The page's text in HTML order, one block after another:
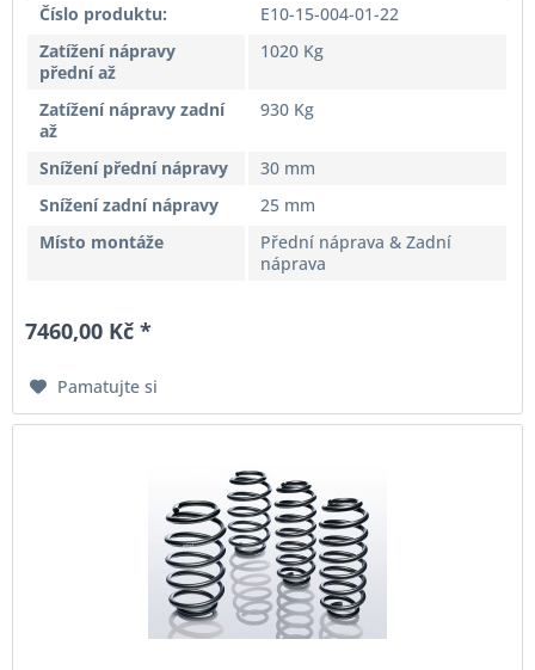
Číslo produktu:
E10-15-004-01-22
Zatížení nápravy
přední až
1020 Kg
Zatížení nápravy zadní
až
930 Kg
Snížení přední nápravy
30 mm
Snížení zadní nápravy
25 mm
Místo montáže
Přední náprava & Zadní
náprava
7460,00 Kč *
Pamatujte si